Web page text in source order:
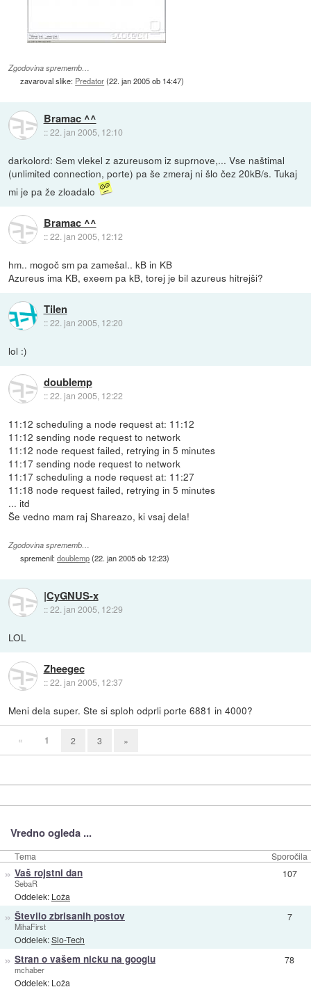
Zgodovina sprememb…
zavaroval slike: Predator(22. jan 2005 ob 14:47)
Bramac ^^
::22. jan 2005, 12:10
darkolord: Sem vlekel z azureusom iz suprnove,... Vse naštimal
(unlimited connection, porte) pa še zmeraj ni šlo čez 20kB/s. Tukaj
mi je pa že zloadalo
Bramac ^^
::22. jan 2005, 12:12
hm.. mogoč sm pa zamešal.. kB in KB
Azureus ima KB, exeem pa kB, torej je bil azureus hitrejši?
Tilen
::22. jan 2005, 12:20
lol :)
doublemp
::22. jan 2005, 12:22
11:12 scheduling a node request at: 11:12
11:12 sending node request to network
11:12 node request failed, retrying in 5 minutes
11:17 sending node request to network
11:17 scheduling a node request at: 11:27
11:18 node request failed, retrying in 5 minutes
... itd
Še vedno mam raj Shareazo, ki vsaj dela!
Zgodovina sprememb…
spremenil:doublemp(22. jan 2005 ob 12:23)
|CyGNUS-x
::22. jan 2005, 12:29
LOL
Zheegec
::22. jan 2005, 12:37
Meni dela super. Ste si sploh odprli porte 6881 in 4000?
« 1 2 3 »
Vredno ogleda ...
Tema Sporočila
» Vaš rojstni dan
SebaR
Oddelek: Loža
107
» Število zbrisanih postov
MihaFirst
Oddelek:Slo-Tech
7
» Stran o vašem nicku na googlu
mchaber
Oddelek: Loža
78